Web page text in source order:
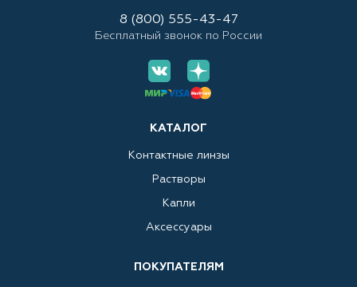
КАТАЛОГ
Контактные линзы
Растворы
Капли
Аксессуары
ПОКУПАТЕЛЯМ
8 (800) 555-43-47
Бесплатный звонок по России